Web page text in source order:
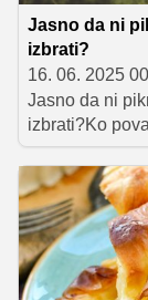
Jasno da ni
izbrati?
16. 06. 2025
Jasno da ni
izbrati?Ko
fokus na tisto,
piknika ni
gorčice in
papriko.
prispevajo tudi
prebavi.